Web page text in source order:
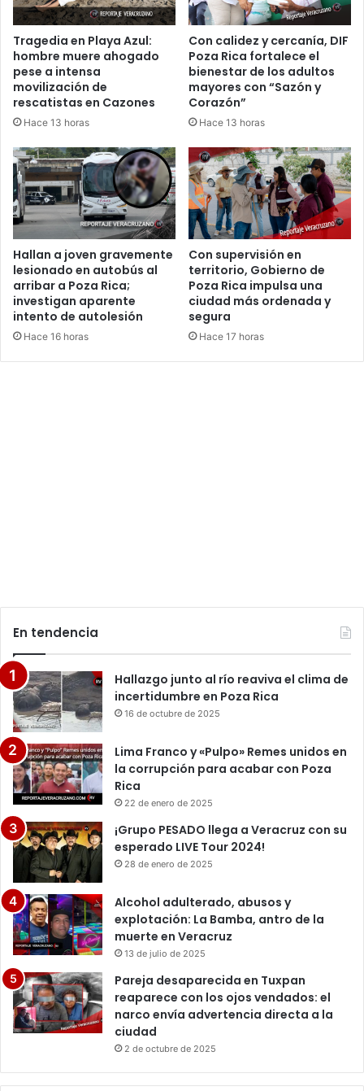
Tragedia en Playa Azul:
hombre muere ahogado
pese a intensa
movilización de
rescatistas en Cazones
Hace 13 horas
Con calidez y cercanía, DIF
Poza Rica fortalece el
bienestar de los adultos
mayores con “Sazón y
Corazón”
Hace 13 horas
Hallan a joven gravemente
lesionado en autobús al
arribar a Poza Rica;
investigan aparente
intento de autolesión
Hace 16 horas
Con supervisión en
territorio, Gobierno de
Poza Rica impulsa una
ciudad más ordenada y
segura
Hace 17 horas
En tendencia
Hallazgo junto al río reaviva el clima de
incertidumbre en Poza Rica
16 de octubre de 2025
Lima Franco y «Pulpo» Remes unidos en
la corrupción para acabar con Poza
Rica
22 de enero de 2025
¡Grupo PESADO llega a Veracruz con su
esperado LIVE Tour 2024!
28 de enero de 2025
Alcohol adulterado, abusos y
explotación: La Bamba, antro de la
muerte en Veracruz
13 de julio de 2025
Pareja desaparecida en Tuxpan
reaparece con los ojos vendados: el
narco envía advertencia directa a la
ciudad
2 de octubre de 2025